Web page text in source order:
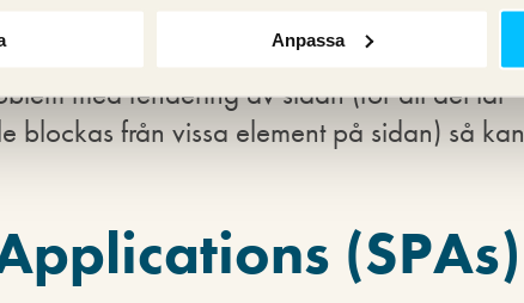
Anpassa
länge.
med rendering av sidan (för att det tar
blockas från vissa element på sidan) så kan
(SPAs)